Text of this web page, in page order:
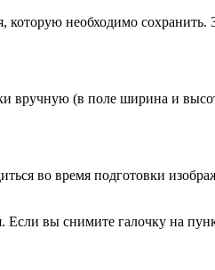
необходимо сохранить.
вручную (в поле ширина и
во время подготовки
вы снимите галочку на